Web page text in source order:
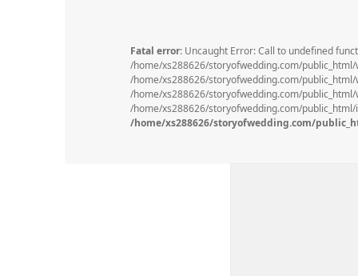
Fatal error: Uncaught Error: Call to undefined
/home/xs288626/storyofwedding.com/
/home/xs288626/storyofwedding.com/
/home/xs288626/storyofwedding.com/
/home/xs288626/storyofwedding.com/
/home/xs288626/storyofwedding.com/